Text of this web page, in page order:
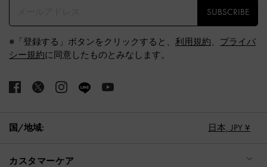
SUBSCRIBE
※「登録する」ボタンをクリックすると、 利用規約、 プライバ
シー規約に同意したものとみなします。
国/地域: 日本, JPY ¥
カスタマーケア